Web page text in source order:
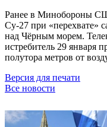
Ранее в Минобороны
Су-27 при «перехвате»
над Чёрным морем.
истребитель 29 января
полутора метров от
Версия для печати
Все новости